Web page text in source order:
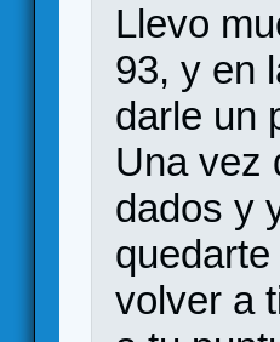
Llevo
93, y en
darle un
Una vez
dados y
volver a